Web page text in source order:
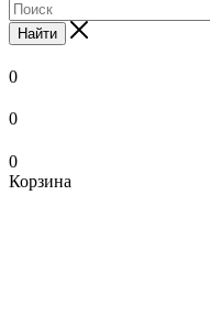
Найти
0
0
0
Корзина